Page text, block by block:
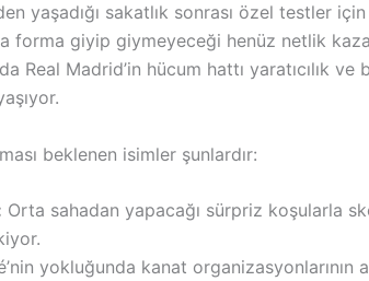
yaşadığı sakatlık sonrası özel testler için
forma giyip giymeyeceği henüz netlik
Real Madrid’in hücum hattı yaratıcılık ve
beklenen isimler şunlardır:
Orta sahadan yapacağı sürpriz koşularla
yokluğunda kanat organizasyonlarının